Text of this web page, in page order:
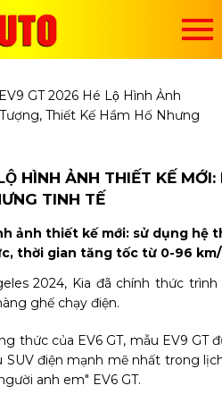
GT 2026 Hé Lộ Hình Ảnh
Thiết Kế Hầm Hố Nhưng
HÌNH ẢNH THIẾT KẾ MỚI:
TINH TẾ
ảnh thiết kế mới: sử dụng hệ
thời gian tăng tốc từ 0-96
2024, Kia đã chính thức
ghế chạy điện.
thức của EV6 GT, mẫu EV9 GT
điện mạnh mẽ nhất trong
anh em" EV6 GT.